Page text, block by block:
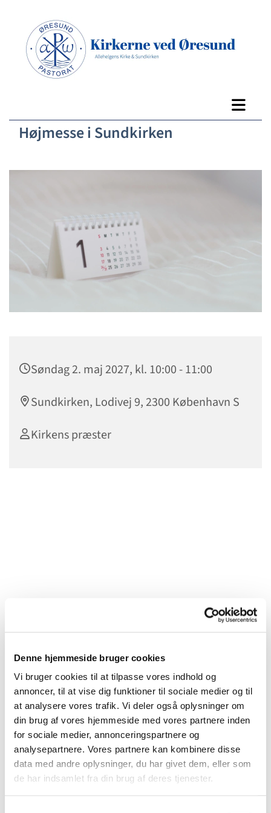
Denne hjemmeside bruger cookies
Vi bruger cookies til at tilpasse vores indhold og
annoncer, til at vise dig funktioner til sociale medier og til
at analysere vores trafik. Vi deler også oplysninger om
din brug af vores hjemmeside med vores partnere inden
for sociale medier, annonceringspartnere og
analysepartnere. Vores partnere kan kombinere disse
data med andre oplysninger, du har givet dem, eller som
de har indsamlet fra din brug af deres tjenester.
Højmesse i Sundkirken
Søndag 2. maj 2027, kl. 10:00 - 11:00
Sundkirken, Lodivej 9, 2300 København S
Kirkens præster
Du vil måske også kunne lide...